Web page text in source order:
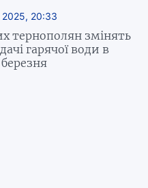
2025, 20:33
тернополян змінять
гарячої води в
березня